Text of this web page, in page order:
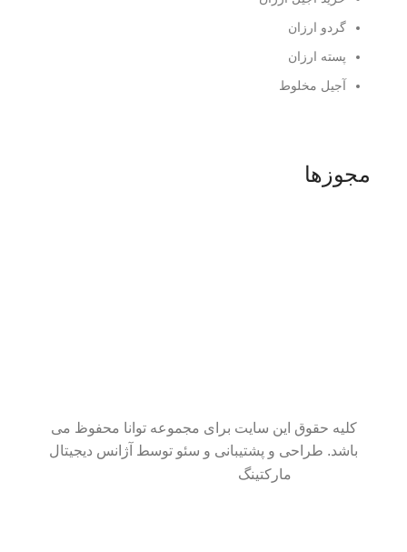
گردو ارزان
پسته ارزان
آجیل مخلوط
مجوزها
کلیه حقوق این سایت برای مجموعه توانا محفوظ می
باشد. طراحی و پشتیبانی و سئو توسط آژانس دیجیتال
مارکتینگ